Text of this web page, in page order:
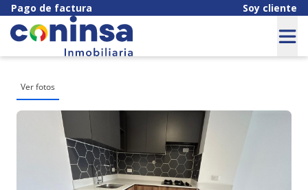
Pago de factura Soy cliente
Ver fotos